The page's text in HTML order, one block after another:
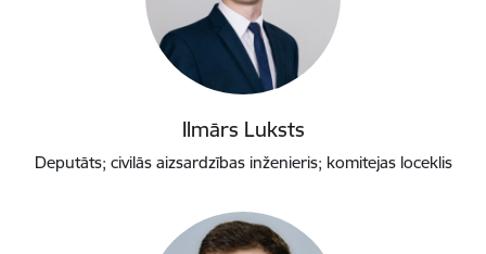
Ilmārs Luksts
Deputāts; civilās aizsardzības inženieris; komitejas loceklis